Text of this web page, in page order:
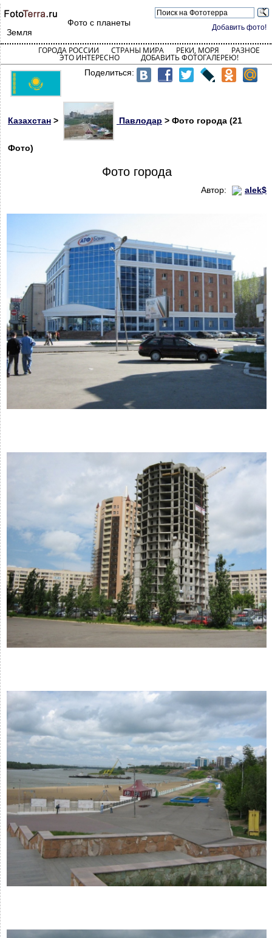
Добавить фото!
Фото с планеты
Земля
ГОРОДА РОССИИ СТРАНЫ МИРА РЕКИ, МОРЯ РАЗНОЕ
ЭТО ИНТЕРЕСНО ДОБАВИТЬ ФОТОГАЛЕРЕЮ!
Поделиться:
Казахстан > Павлодар > Фото города (21
Фото)
Фото города
Автор: alek$